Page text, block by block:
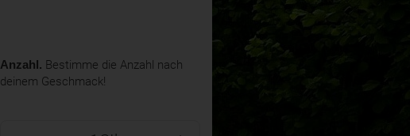
Anzahl. Bestimme die Anzahl nach
deinem Geschmack!